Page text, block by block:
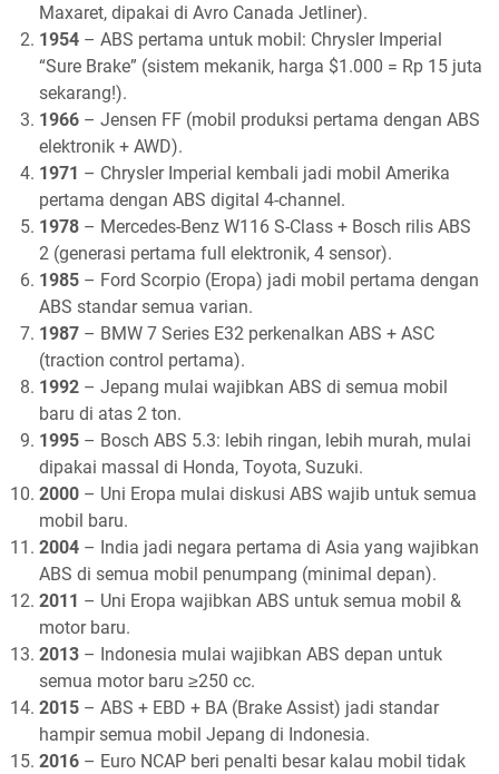
Maxaret, dipakai di Avro Canada Jetliner).
1954 – ABS pertama untuk mobil: Chrysler Imperial
“Sure Brake” (sistem mekanik, harga $1.000 = Rp 15 juta
sekarang!).
1966 – Jensen FF (mobil produksi pertama dengan ABS
elektronik + AWD).
1971 – Chrysler Imperial kembali jadi mobil Amerika
pertama dengan ABS digital 4-channel.
1978 – Mercedes-Benz W116 S-Class + Bosch rilis ABS
2 (generasi pertama full elektronik, 4 sensor).
1985 – Ford Scorpio (Eropa) jadi mobil pertama dengan
ABS standar semua varian.
1987 – BMW 7 Series E32 perkenalkan ABS + ASC
(traction control pertama).
1992 – Jepang mulai wajibkan ABS di semua mobil
baru di atas 2 ton.
1995 – Bosch ABS 5.3: lebih ringan, lebih murah, mulai
dipakai massal di Honda, Toyota, Suzuki.
2000 – Uni Eropa mulai diskusi ABS wajib untuk semua
mobil baru.
2004 – India jadi negara pertama di Asia yang wajibkan
ABS di semua mobil penumpang (minimal depan).
2011 – Uni Eropa wajibkan ABS untuk semua mobil &
motor baru.
2013 – Indonesia mulai wajibkan ABS depan untuk
semua motor baru ≥250 cc.
2015 – ABS + EBD + BA (Brake Assist) jadi standar
hampir semua mobil Jepang di Indonesia.
2016 – Euro NCAP beri penalti besar kalau mobil tidak